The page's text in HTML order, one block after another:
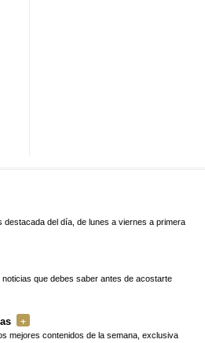
destacada del día, de lunes a viernes a primera
que debes saber antes de acostarte
mejores contenidos de la semana, exclusiva